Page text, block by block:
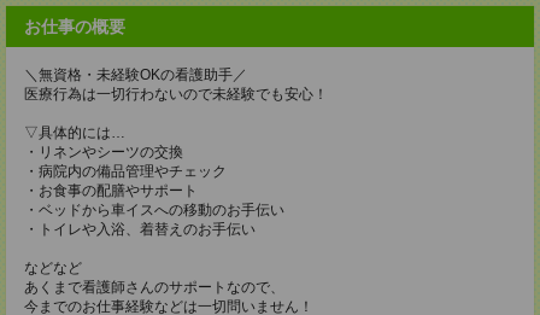
お仕事の概要
＼無資格・未経験OKの看護助手／
医療行為は一切行わないので未経験でも安心！
▽具体的には…
・リネンやシーツの交換
・病院内の備品管理やチェック
・お食事の配膳やサポート
・ベッドから車イスへの移動のお手伝い
・トイレや入浴、着替えのお手伝い
などなど
あくまで看護師さんのサポートなので、
今までのお仕事経験などは一切問いません！